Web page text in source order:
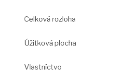
Celková rozloha
Úžitková plocha
Vlastníctvo